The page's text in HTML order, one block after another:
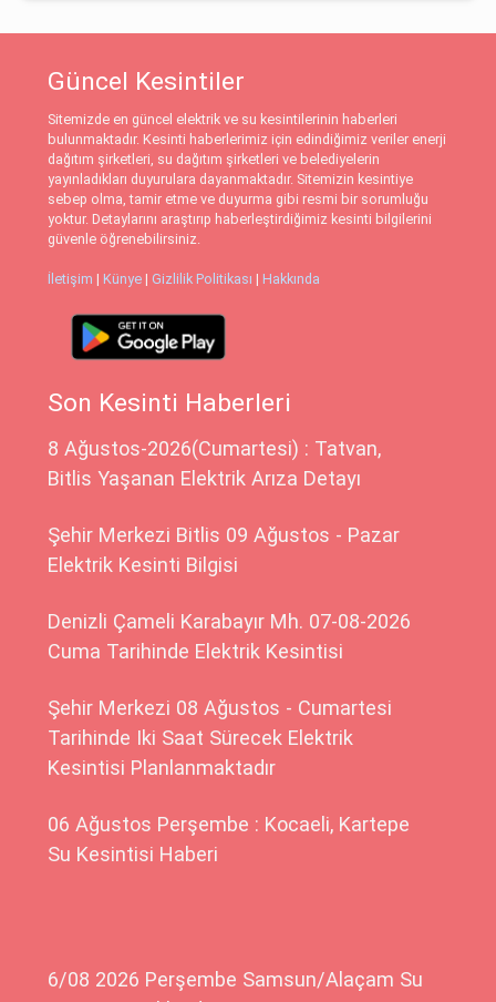
Güncel Kesintiler
Sitemizde en güncel elektrik ve su kesintilerinin haberleri
bulunmaktadır. Kesinti haberlerimiz için edindiğimiz veriler enerji
dağıtım şirketleri, su dağıtım şirketleri ve belediyelerin
yayınladıkları duyurulara dayanmaktadır. Sitemizin kesintiye
sebep olma, tamir etme ve duyurma gibi resmi bir sorumluğu
yoktur. Detaylarını araştırıp haberleştirdiğimiz kesinti bilgilerini
güvenle öğrenebilirsiniz.
İletişim | Künye | Gizlilik Politikası | Hakkında
Son Kesinti Haberleri
8 Ağustos-2026(Cumartesi) : Tatvan,
Bitlis Yaşanan Elektrik Arıza Detayı
Şehir Merkezi Bitlis 09 Ağustos - Pazar
Elektrik Kesinti Bilgisi
Denizli Çameli Karabayır Mh. 07-08-2026
Cuma Tarihinde Elektrik Kesintisi
Şehir Merkezi 08 Ağustos - Cumartesi
Tarihinde Iki Saat Sürecek Elektrik
Kesintisi Planlanmaktadır
06 Ağustos Perşembe : Kocaeli, Kartepe
Su Kesintisi Haberi
6/08 2026 Perşembe Samsun/Alaçam Su